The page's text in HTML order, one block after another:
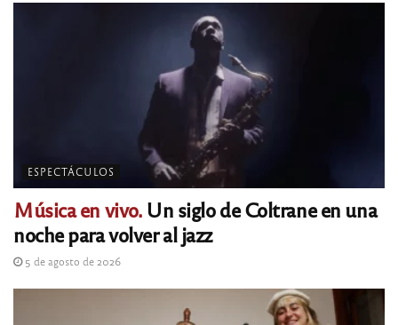
ESPECTÁCULOS
Música en vivo.Un siglo de Coltrane en una
noche para volver al jazz
5 de agosto de 2026